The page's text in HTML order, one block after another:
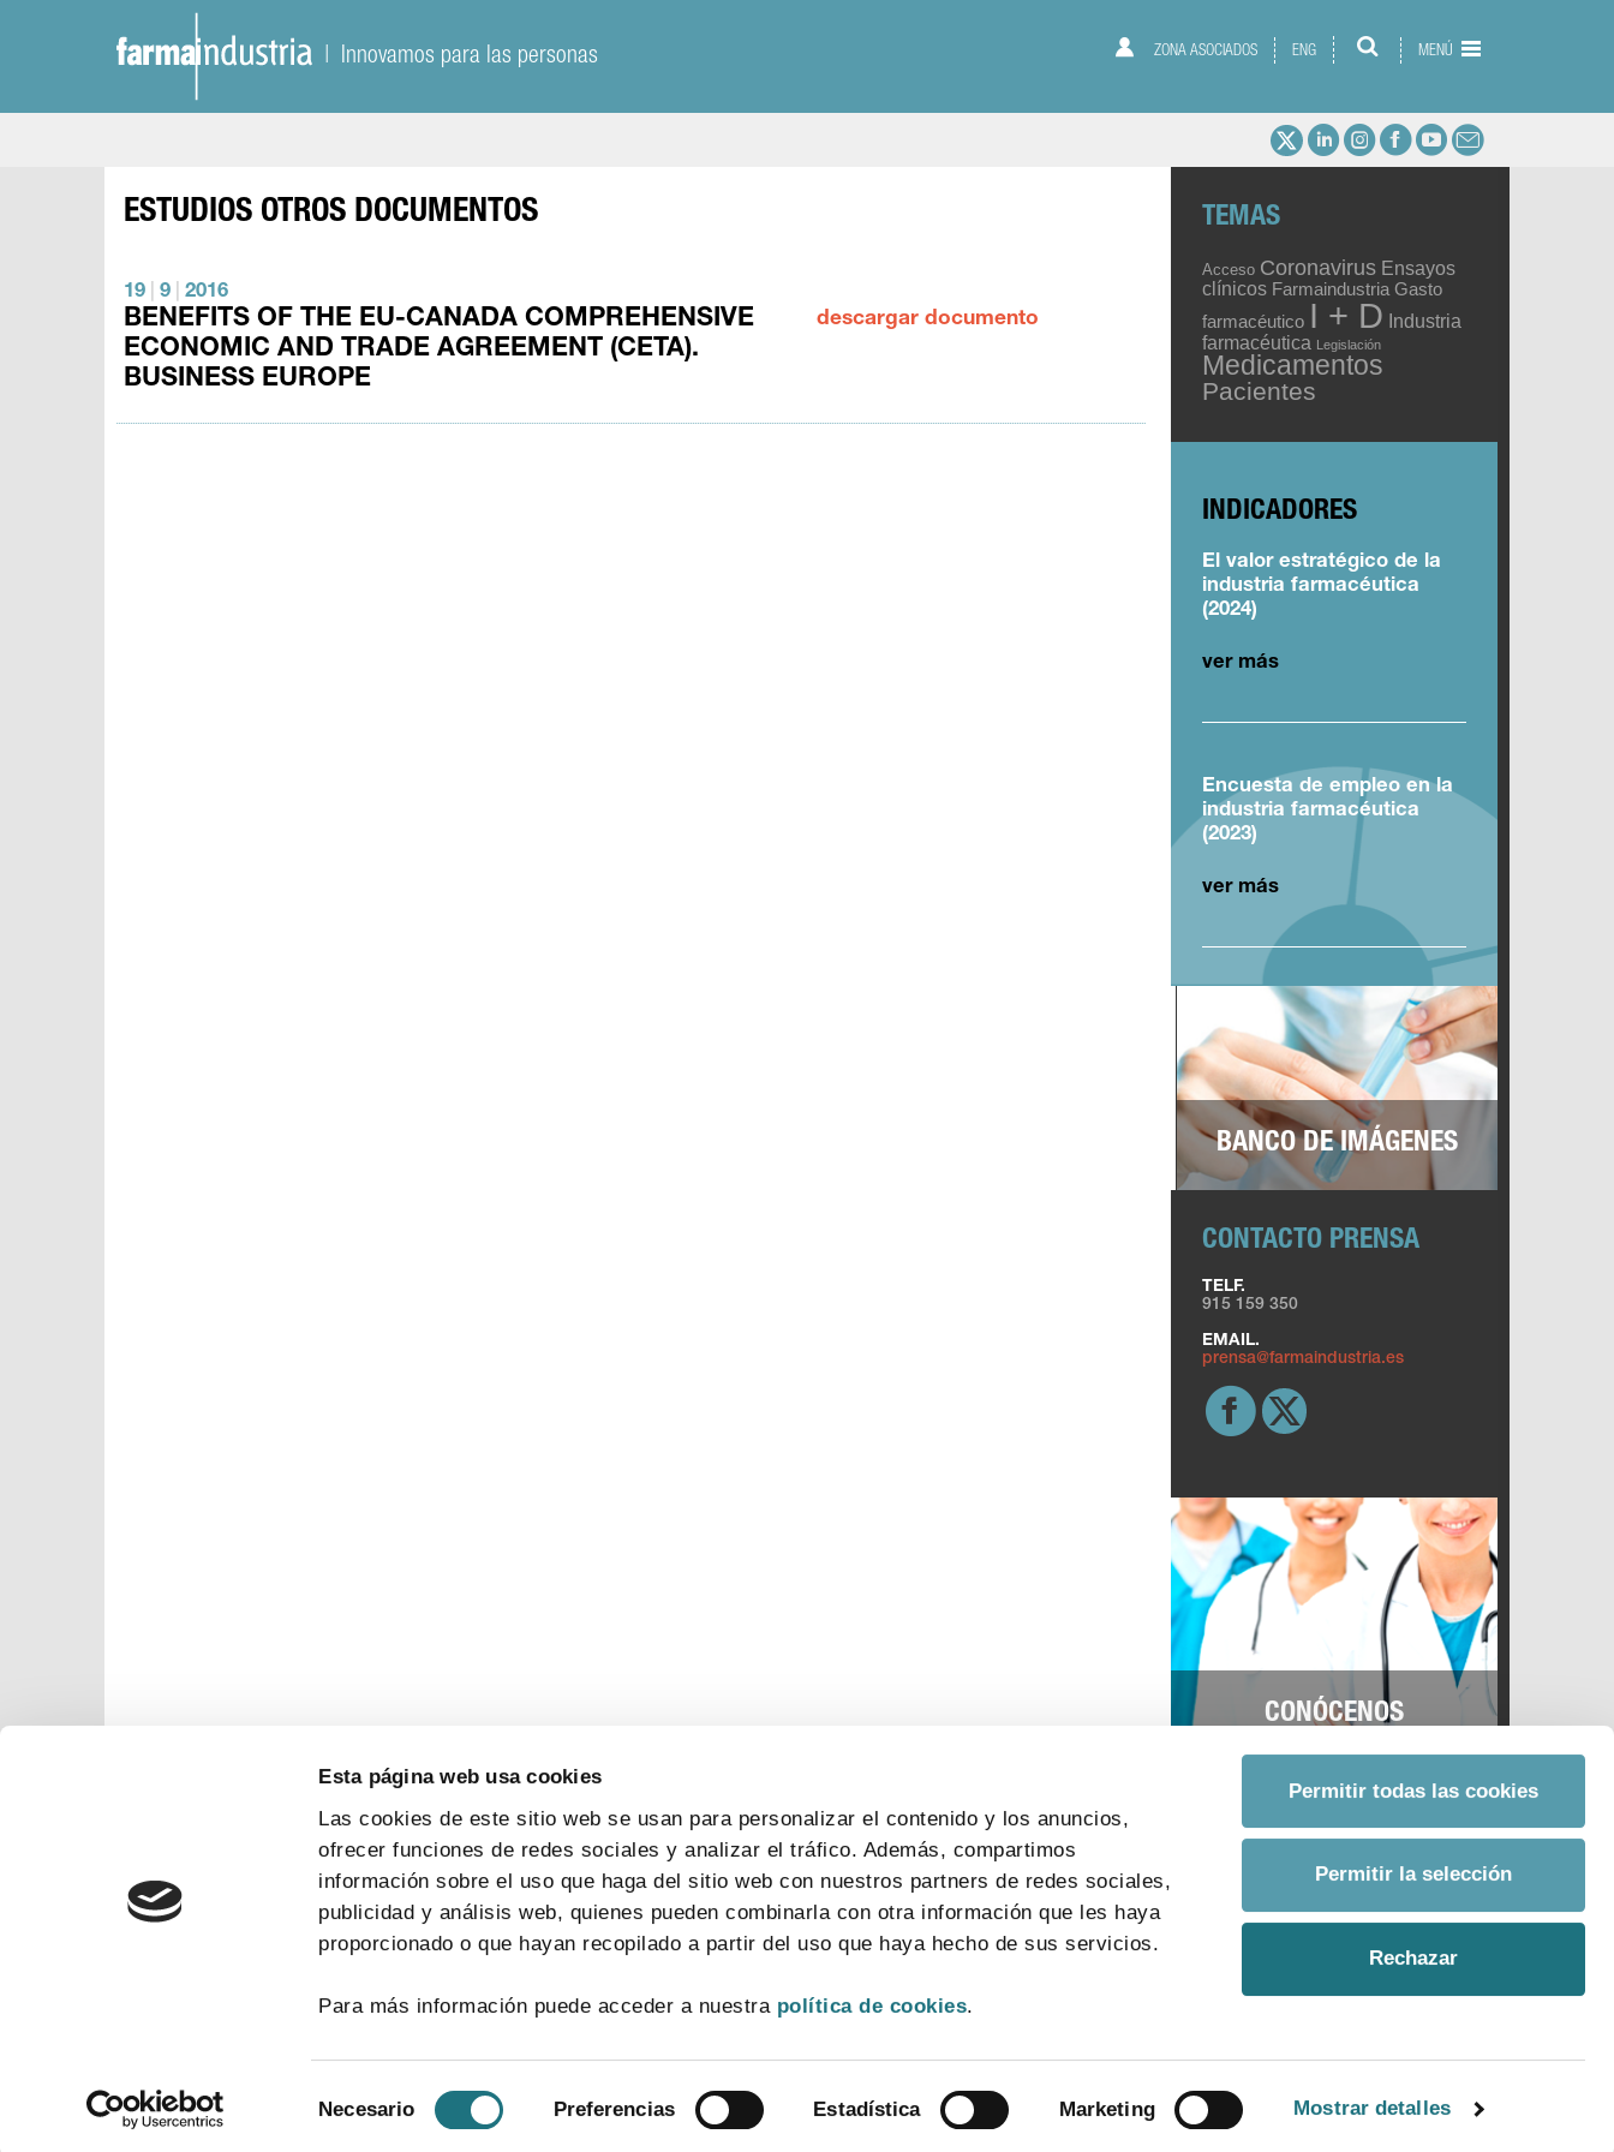
Esta página web usa cookies
Las cookies de este sitio web se usan para personalizar el contenido y los anuncios,
ofrecer funciones de redes sociales y analizar el tráfico. Además, compartimos
información sobre el uso que haga del sitio web con nuestros partners de redes sociales,
publicidad y análisis web, quienes pueden combinarla con otra información que les haya
proporcionado o que hayan recopilado a partir del uso que haya hecho de sus servicios.
Para más información puede acceder a nuestra política de cookies.
de
Necesario Preferencias Estadística Marketing Mostrar detalles
Permitir todas las cookies
Permitir la selección
Rechazar
| Innovamos para las personas ZONA ASOCIADOS ENG MENÚ
ESTUDIOS OTROS DOCUMENTOS
19 9 2016
BENEFITS OF THE EU-CANADA COMPREHENSIVE
ECONOMIC AND TRADE AGREEMENT (CETA).
BUSINESS EUROPE
descargar documento
TEMAS
Acceso Coronavirus Ensayos
clínicos Farmaindustria Gasto
farmacéutico I + D Industria
farmacéutica Legislación
Medicamentos
Pacientes
INDICADORES
El valor estratégico de la
industria farmacéutica
(2024)
ver más
Encuesta de empleo en la
industria farmacéutica
(2023)
ver más
BANCO DE IMÁGENES
CONTACTO PRENSA
TELF.
915 159 350
EMAIL.
prensa@farmaindustria.es
CONÓCENOS
© 2026 FarmaIndustria Todos los derechos reservados